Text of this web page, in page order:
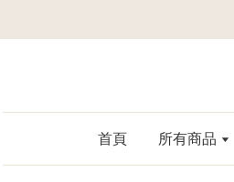
首頁 所有商品